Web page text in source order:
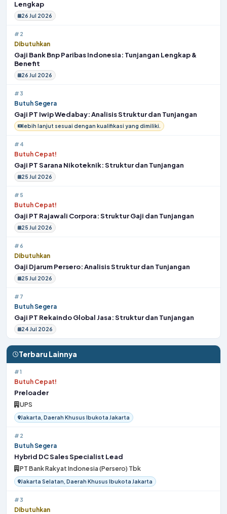
Lengkap
26 Jul 2026
#2
Dibutuhkan
Gaji Bank Bnp Paribas Indonesia: Tunjangan Lengkap &
Benefit
26 Jul 2026
#3
Butuh Segera
Gaji PT Iwip Wedabay: Analisis Struktur dan Tunjangan
lebih lanjut sesuai dengan kualifikasi yang dimiliki.
#4
Butuh Cepat!
Gaji PT Sarana Nikoteknik: Struktur dan Tunjangan
25 Jul 2026
#5
Butuh Cepat!
Gaji PT Rajawali Corpora: Struktur Gaji dan Tunjangan
25 Jul 2026
#6
Dibutuhkan
Gaji Djarum Persero: Analisis Struktur dan Tunjangan
25 Jul 2026
#7
Butuh Segera
Gaji PT Rekaindo Global Jasa: Struktur dan Tunjangan
24 Jul 2026
Terbaru Lainnya
#1
Butuh Cepat!
Preloader
UPS
Jakarta, Daerah Khusus Ibukota Jakarta
#2
Butuh Segera
Hybrid DC Sales Specialist Lead
PT Bank Rakyat Indonesia (Persero) Tbk
Jakarta Selatan, Daerah Khusus Ibukota Jakarta
#3
Dibutuhkan